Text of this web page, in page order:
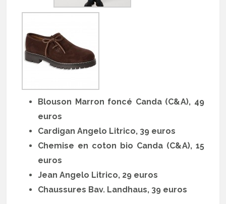
Blouson Marron foncé Canda (C&A), 49
euros
Cardigan Angelo Litrico, 39 euros
Chemise en coton bio Canda (C&A), 15
euros
Jean Angelo Litrico, 29 euros
Chaussures Bav. Landhaus, 39 euros